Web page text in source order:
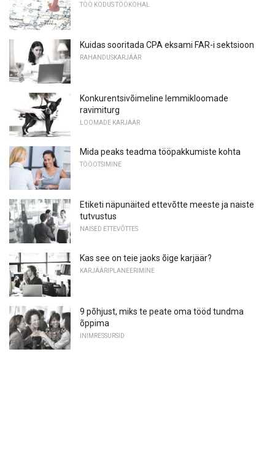
TÖÖ KODUS TÖÖKOHAL
Kuidas sooritada CPA eksami FAR-i sektsioon
RAHANDUSKARJÄÄR
Konkurentsivõimeline lemmikloomade
ravimiturg
LOOMADE KARJÄÄR
Mida peaks teadma tööpakkumiste kohta
TÖÖOTSIMINE
Etiketi näpunäited ettevõtte meeste ja naiste
tutvustus
NAISED ETTEVÕTTES
Kas see on teie jaoks õige karjäär?
KARJÄÄRIPLANEERIMINE
9 põhjust, miks te peate oma tööd tundma
õppima
INIMRESSURSID